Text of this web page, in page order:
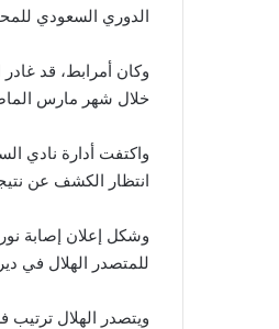
الدوري السعودي
وكان أمرابط، قد
خلال شهر مارس
واكتفت أدارة نادي
انتظار الكشف عن
وشكل إعلان إصابة
للمتصدر الهلال في ديربي الرياض، برسم